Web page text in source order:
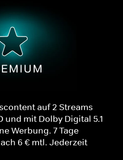
auf 2 Streams
und mit Dolby Digital 5.1
Werbung. 7 Tage
6 € mtl. Jederzeit